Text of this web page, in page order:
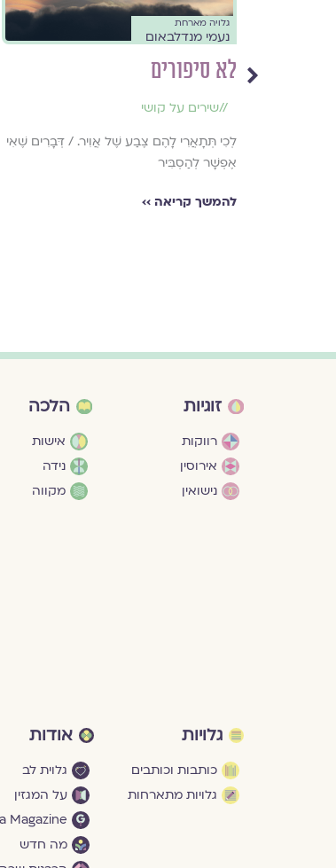
גלויה מארחת
נעמי מנדלבאום
לא סיפורים
//שירים על קושי
לְכִי תְּתָאֲרִי לָהֶם צֶבַע שֶׁל אֲוִיר. / דְּבָרִים שֶׁאִי
אֶפְשָׁר לְהַסְבִּיר
להמשך קריאה ››
זוגיות
רווקות
אירוסין
נישואין
הלכה
אישות
נידה
מקווה
גלויות
כותבות וכותבים
גלויות מתארחות
אודות
גלוית לב
על המגזין
Magazine
מה חדש